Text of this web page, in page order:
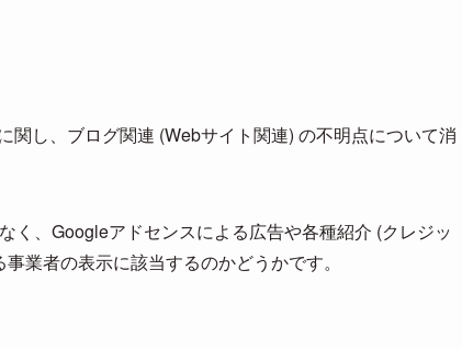
し、ブログ関連 (Webサイト関連) の不明点について消
、Googleアドセンスによる広告や各種紹介 (クレジッ
業者の表示に該当するのかどうかです。